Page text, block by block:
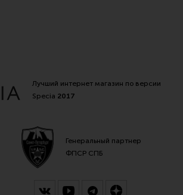
Лучший интернет магазин по версии
Specia 2017
Генеральный партнер
ФПСР СПБ